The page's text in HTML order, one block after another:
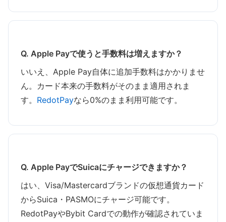
Q. Apple Payで使うと手数料は増えますか？
いいえ、Apple Pay自体に追加手数料はかかりませ
ん。カード本来の手数料がそのまま適用されま
す。 RedotPayなら0%のまま利用可能です。
Q. Apple PayでSuicaにチャージできますか？
はい、Visa/Mastercardブランドの仮想通貨カード
からSuica・PASMOにチャージ可能です。
RedotPayやBybit Cardでの動作が確認されていま